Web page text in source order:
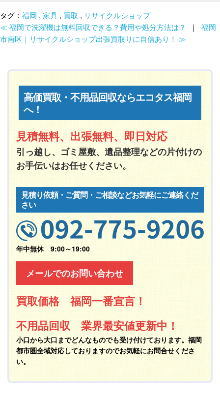
タグ： 福岡 , 家具 , 買取 , リサイクルショップ
≪ 福岡で洗濯機は無料回収できる？費用や処分方法は？
｜ 福岡
市南区｜リサイクルショップ出張買取りに自信あり！ ≫
高価買取・不用品回収ならエコタス福岡
へ！
見積無料、出張無料、即日対応
引っ越し、ゴミ屋敷、遺品整理などの片付けの
お手伝いはお任せください。
見積り依頼・ご質問・ご相談などお気軽にご連絡くだ
さい
年中無休 9:00～19:00
メールでのお問い合わせ
買取価格 福岡一番宣言！
不用品回収 業界最安値更新中！
小口から大口までどんなものでも受け付けております。福岡
都市圏全域対応しておりますのでお気軽にお問合せくださ
い。